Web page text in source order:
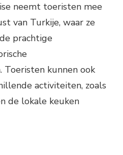
neemt toeristen mee
van Turkije, waar ze
prachtige
Toeristen kunnen ook
activiteiten, zoals
de lokale keuken